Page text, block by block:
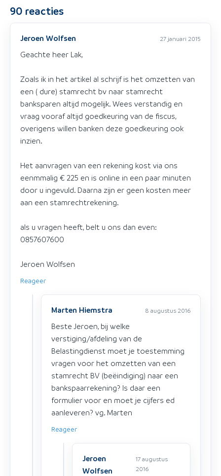
90 reacties
Jeroen Wolfsen 27 januari 2015
Geachte heer Lak,
Zoals ik in het artikel al schrijf is het omzetten van
een ( dure) stamrecht bv naar stamrecht
banksparen altijd mogelijk. Wees verstandig en
vraag vooraf altijd goedkeuring van de fiscus,
overigens willen banken deze goedkeuring ook
inzien.
Het aanvragen van een rekening kost via ons
eenmmalig € 225 en is online in een paar minuten
door u ingevuld. Daarna zijn er geen kosten meer
aan een stamrechtrekening.
als u vragen heeft, belt u ons dan even:
0857607600
Jeroen Wolfsen
Reageer
Marten Hiemstra 8 augustus 2016
Beste Jeroen, bij welke
verstiging/afdeling van de
Belastingdienst moet je toestemming
vragen voor het omzetten van een
stamrecht BV (beëindiging) naar een
bankspaarrekening? Is daar een
formulier voor en moet je cijfers ed
aanleveren? vg. Marten
Reageer
Jeroen
Wolfsen
17 augustus
2016